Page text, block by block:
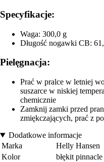
Specyfikacje:
Waga: 300,0 g
Długość nogawki CB:
Pielęgnacja:
Prać w pralce w letniej
suszarce w niskiej
chemicznie
Zamknij zamki przed
zmiękczających, prać z
Dodatkowe informacje
Marka
Helly Hansen
Kolor
błękit pinnacle